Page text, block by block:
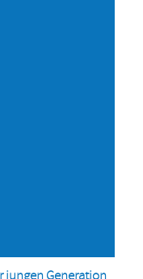
jungen Generation